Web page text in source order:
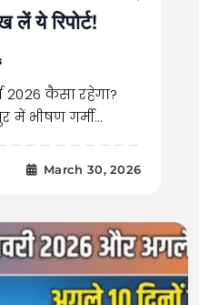
ये रिपोर्ट!
2026 कैसा रहेगा?
भीषण गर्मी…
March 30, 2026